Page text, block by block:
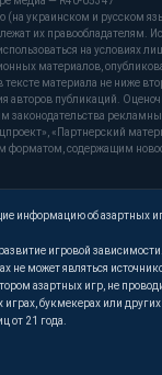
(на украинском и русском
их правообладателям.
на условиях
материалов,
материала не ниже
авторов публикаций.
законодательства
«Партнерский
содержащим
информацию об азартных
развитие игровой
не может являться
азартных игр, не
букмекерах или
от 21 года.